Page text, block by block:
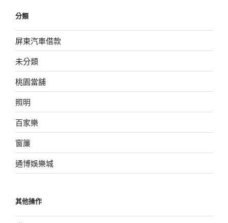
分類
屏東汽車借款
未分類
桃園當舖
照明
百家樂
窗簾
通博娛樂城
其他操作